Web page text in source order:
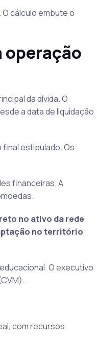
cálculo embute o
operação
da dívida. O
a data de liquidação
estipulado. Os
financeiras. A
no ativo da rede
no território
O executivo
com recursos